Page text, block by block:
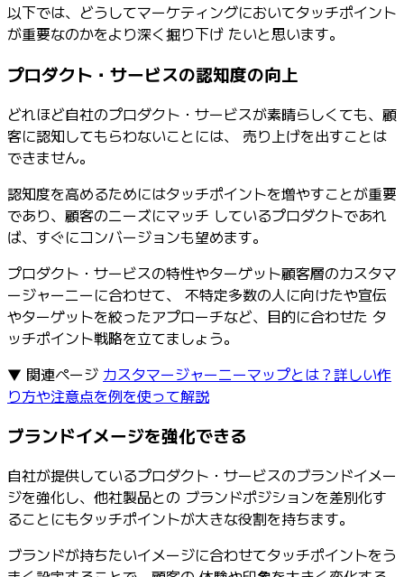
以下では、どうしてマーケティングにおいてタッチポイント
が重要なのかをより深く掘り下げ たいと思います。
プロダクト・サービスの認知度の向上
どれほど自社のプロダクト・サービスが素晴らしくても、顧
客に認知してもらわないことには、 売り上げを出すことは
できません。
認知度を高めるためにはタッチポイントを増やすことが重要
であり、顧客のニーズにマッチ しているプロダクトであれ
ば、すぐにコンバージョンも望めます。
プロダクト・サービスの特性やターゲット顧客層のカスタマ
ージャーニーに合わせて、 不特定多数の人に向けたや宣伝
やターゲットを絞ったアプローチなど、目的に合わせた タ
ッチポイント戦略を立てましょう。
▼ 関連ページ カスタマージャーニーマップとは？詳しい作
り方や注意点を例を使って解説
ブランドイメージを強化できる
自社が提供しているプロダクト・サービスのブランドイメー
ジを強化し、他社製品との ブランドポジションを差別化す
ることにもタッチポイントが大きな役割を持ちます。
ブランドが持ちたいイメージに合わせてタッチポイントをう